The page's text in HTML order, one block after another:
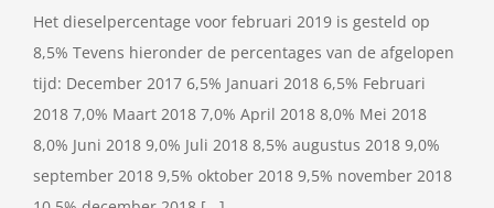
Het dieselpercentage voor februari 2019 is gesteld op
8,5% Tevens hieronder de percentages van de afgelopen
tijd: December 2017 6,5% Januari 2018 6,5% Februari
2018 7,0% Maart 2018 7,0% April 2018 8,0% Mei 2018
8,0% Juni 2018 9,0% Juli 2018 8,5% augustus 2018 9,0%
september 2018 9,5% oktober 2018 9,5% november 2018